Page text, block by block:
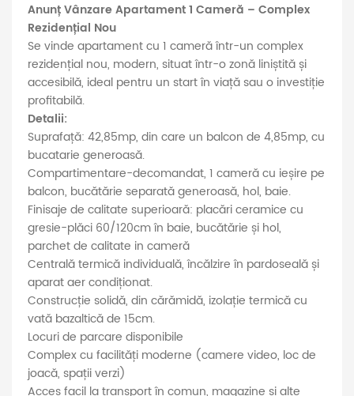
Anunț Vânzare Apartament 1 Cameră – Complex
Rezidențial Nou
Se vinde apartament cu 1 cameră într-un complex
rezidențial nou, modern, situat într-o zonă liniștită și
accesibilă, ideal pentru un start în viață sau o investiție
profitabilă.
Detalii:
Suprafață: 42,85mp, din care un balcon de 4,85mp, cu
bucatarie generoasă.
Compartimentare-decomandat, 1 cameră cu ieșire pe
balcon, bucătărie separată generoasă, hol, baie.
Finisaje de calitate superioară: placări ceramice cu
gresie-plăci 60/120cm în baie, bucătărie și hol,
parchet de calitate in cameră
Centrală termică individuală, încălzire în pardoseală și
aparat aer condiționat.
Construcție solidă, din cărămidă, izolație termică cu
vată bazaltică de 15cm.
Locuri de parcare disponibile
Complex cu facilități moderne (camere video, loc de
joacă, spații verzi)
Acces facil la transport în comun, magazine și alte